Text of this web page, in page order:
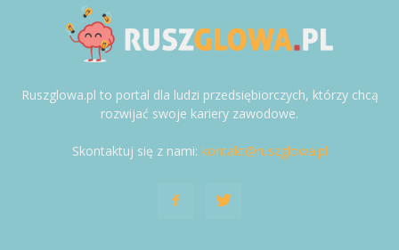
Ruszglowa.pl to portal dla ludzi przedsiębiorczych, którzy chcą
rozwijać swoje kariery zawodowe.
Skontaktuj się z nami: kontakt@ruszglowa.pl